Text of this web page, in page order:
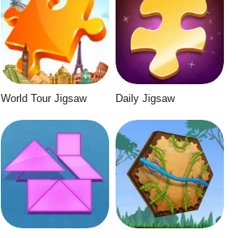
World Tour Jigsaw Daily Jigsaw